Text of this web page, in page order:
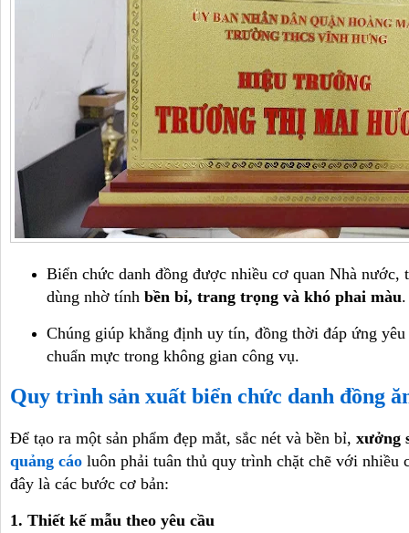
Biển chức danh đồng được nhiều cơ quan Nhà nước,
dùng nhờ tính bền bỉ, trang trọng và khó phai màu.
Chúng giúp khẳng định uy tín, đồng thời đáp ứng
chuẩn mực trong không gian công vụ.
Quy trình sản xuất biển chức danh đồng
Để tạo ra một sản phẩm đẹp mắt, sắc nét và bền bỉ, xưởng
quảng cáo luôn phải tuân thủ quy trình chặt chẽ với nhiều
đây là các bước cơ bản:
1. Thiết kế mẫu theo yêu cầu